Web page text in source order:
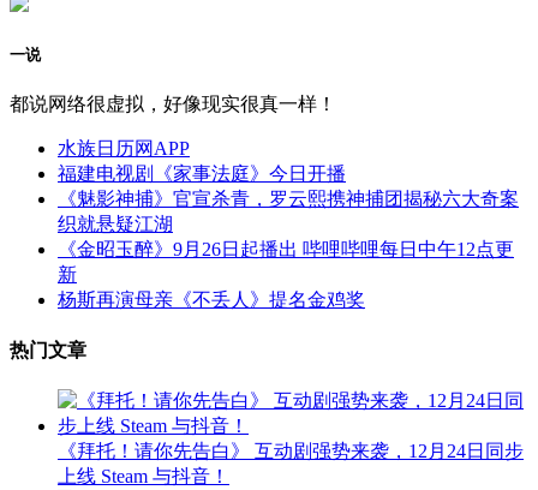
一说
都说网络很虚拟，好像现实很真一样！
水族日历网APP
福建电视剧《家事法庭》今日开播
《魅影神捕》官宣杀青，罗云熙携神捕团揭秘六大奇案
织就悬疑江湖
《金昭玉醉》9月26日起播出 哔哩哔哩每日中午12点更
新
杨斯再演母亲《不丢人》提名金鸡奖
热门文章
《拜托！请你先告白》 互动剧强势来袭，12月24日同步
上线 Steam 与抖音！